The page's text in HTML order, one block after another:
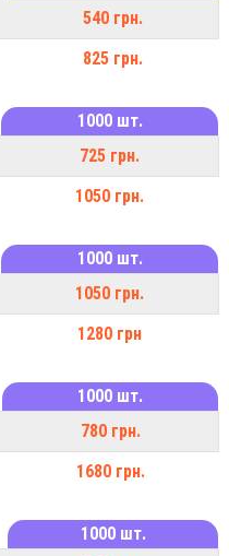
540 грн.
825 грн.
1000 шт.
725 грн.
1050 грн.
1000 шт.
1050 грн.
1280 грн
1000 шт.
780 грн.
1680 грн.
1000 шт.